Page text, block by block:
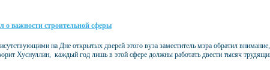
о важности строительной сферы
на Дне открытых дверей этого вуза заместитель мэра обратил
Хуснуллин, каждый год лишь в этой сфере должны работать двести тысяч